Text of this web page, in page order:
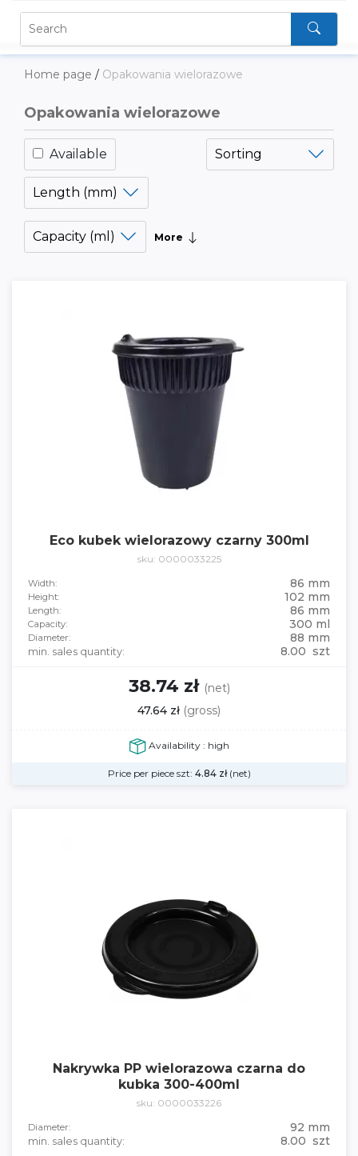
Home page / Opakowania wielorazowe
Opakowania wielorazowe
Available
Length (mm)
Capacity (ml) More
Sorting
Eco kubek wielorazowy czarny 300ml
sku: 0000033225
Width: 86 mm
Height: 102 mm
Length: 86 mm
Capacity: 300 ml
Diameter: 88 mm
min. sales quantity: 8.00 szt
38.74 zł (net)
47.64 zł (gross)
Availability : high
Price per piece szt: 4.84 zł(net)
Nakrywka PP wielorazowa czarna do
kubka 300-400ml
sku: 0000033226
Diameter: 92 mm
min. sales quantity: 8.00 szt